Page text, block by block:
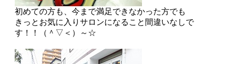
初めての方も、今まで満足できなかった方でも
きっとお気に入りサロンになること間違いなしで
す！！（＾▽＜）～☆